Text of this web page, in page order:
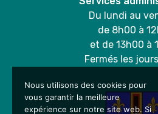
Du lundi au
de 8h00 à
et de 13h00 à
Fermés les
Nous utilisons des cookies pour
vous garantir la meilleure
expérience sur notre site web. Si